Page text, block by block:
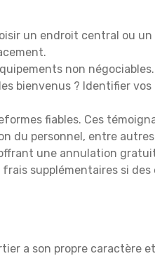
un endroit central ou
non
bienvenus ? Identifier
fiables. Ces
du personnel, entre
une annulation
supplémentaires si
a son propre caractère